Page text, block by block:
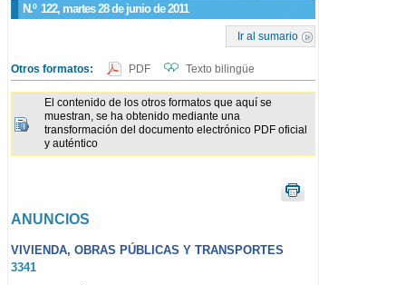
N.º 122, martes 28 de junio de 2011
Ir al sumario
Otros formatos: PDF Texto bilingüe
El contenido de los otros formatos que aquí se
muestran, se ha obtenido mediante una
transformación del documento electrónico PDF oficial
y auténtico
ANUNCIOS
VIVIENDA, OBRAS PÚBLICAS Y TRANSPORTES
3341